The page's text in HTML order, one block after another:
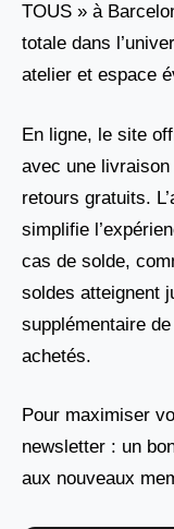
TOUS » à
totale dans
atelier et espace
En ligne, le site
avec une
retours gratuits.
simplifie
cas de solde,
soldes atteignent
supplémentaire
achetés.
Pour maximiser
newsletter : un
aux nouveaux